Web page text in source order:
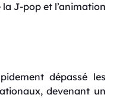
J-pop et l’animation
dépassé les
devenant un